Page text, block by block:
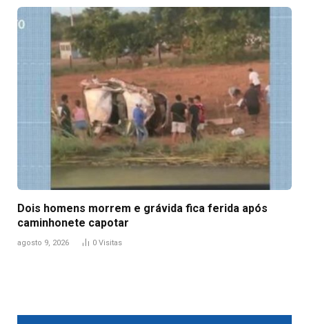
Dois homens morrem e grávida fica ferida após
caminhonete capotar
agosto 9, 2026 0 Visitas